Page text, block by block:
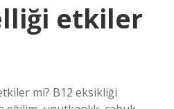
etkiler
mi? B12 eksikliği